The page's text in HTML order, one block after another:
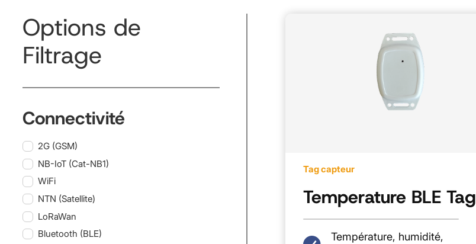
Options de
Filtrage
Connectivité
2G (GSM)
NB-IoT (Cat-NB1)
WiFi
NTN (Satellite)
LoRaWan
Bluetooth (BLE)
Tag capteur
Temperature BLE Tag
Température, humidité,